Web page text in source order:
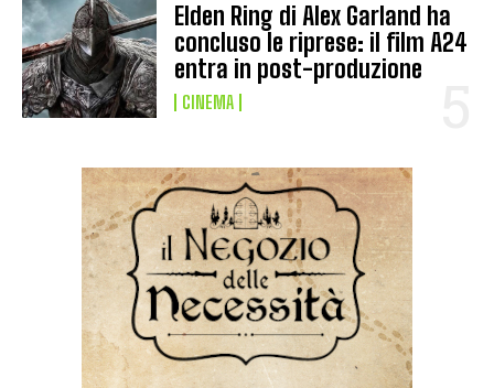
Elden Ring di Alex Garland ha
concluso le riprese: il film A24
entra in post-produzione
CINEMA